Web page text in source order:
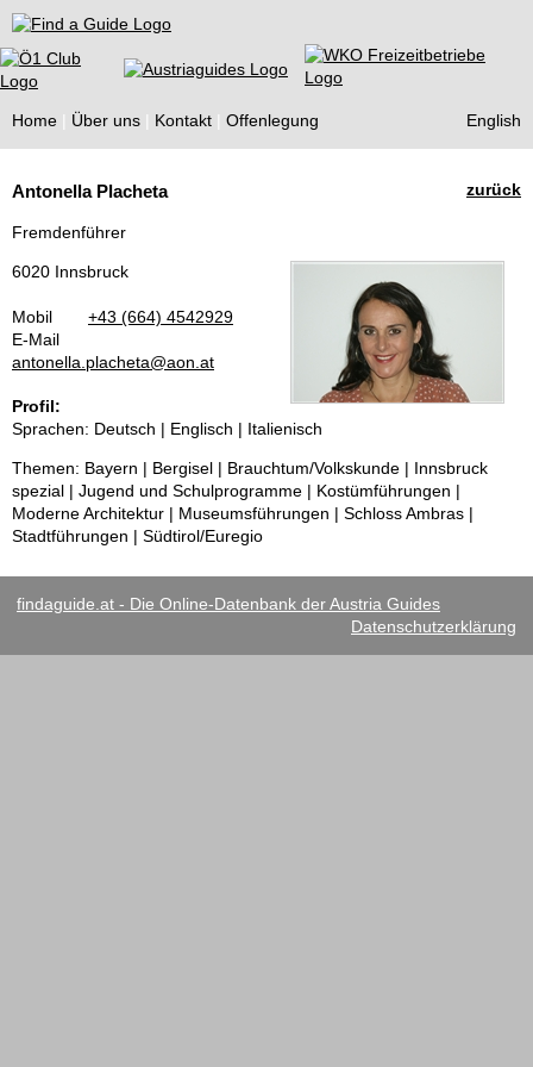
Find a Guide
Home Über uns Kontakt Offenlegung English
Guides
zurück
Antonella Placheta
Fremdenführer
6020 Innsbruck
Mobil
+43 (664) 4542929
E-Mail
antonella.placheta@aon.at
Profil:
Sprachen: Deutsch | Englisch | Italienisch
Themen: Bayern | Bergisel | Brauchtum/Volkskunde | Innsbruck
spezial | Jugend und Schulprogramme | Kostümführungen |
Moderne Architektur | Museumsführungen | Schloss Ambras |
Stadtführungen | Südtirol/Euregio
findaguide.at - Die Online-Datenbank der Austria Guides
Datenschutzerklärung